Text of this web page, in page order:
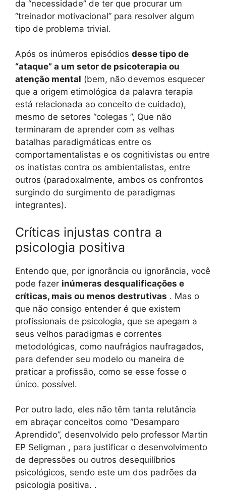
da “necessidade” de ter que procurar um
“treinador motivacional” para resolver algum
tipo de problema trivial.
Após os inúmeros episódios desse tipo de
“ataque” a um setor de psicoterapia ou
atenção mental (bem, não devemos esquecer
que a origem etimológica da palavra terapia
está relacionada ao conceito de cuidado),
mesmo de setores “colegas ”, Que não
terminaram de aprender com as velhas
batalhas paradigmáticas entre os
comportamentalistas e os cognitivistas ou entre
os inatistas contra os ambientalistas, entre
outros (paradoxalmente, ambos os confrontos
surgindo do surgimento de paradigmas
integrantes).
Críticas injustas contra a
psicologia positiva
Entendo que, por ignorância ou ignorância, você
pode fazer inúmeras desqualificações e
críticas, mais ou menos destrutivas . Mas o
que não consigo entender é que existem
profissionais de psicologia, que se apegam a
seus velhos paradigmas e correntes
metodológicas, como naufrágios naufragados,
para defender seu modelo ou maneira de
praticar a profissão, como se esse fosse o
único. possível.
Por outro lado, eles não têm tanta relutância
em abraçar conceitos como “Desamparo
Aprendido”, desenvolvido pelo professor Martin
EP Seligman , para justificar o desenvolvimento
de depressões ou outros desequilíbrios
psicológicos, sendo este um dos padrões da
psicologia positiva. .